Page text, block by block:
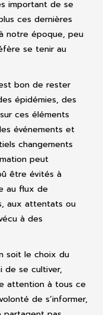
important de se
ces dernières
notre époque, peu
se tenir au
bon de rester
épidémies, des
ces éléments
événements et
changements
peut
être évités à
au flux de
aux attentats ou
à des
soit le choix du
de se cultiver,
attention à tous ce
de s’informer,